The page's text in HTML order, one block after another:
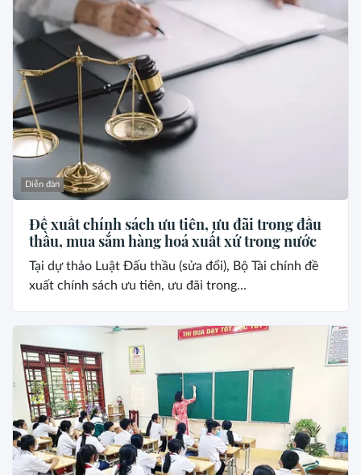
Diễn đàn
Đề xuất chính sách ưu tiên, ưu đãi trong đấu
thầu, mua sắm hàng hoá xuất xứ trong nước
Tại dự thảo Luật Đấu thầu (sửa đổi), Bộ Tài chính đề
xuất chính sách ưu tiên, ưu đãi trong...